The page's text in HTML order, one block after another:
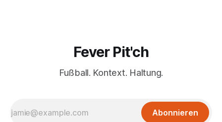
Fever Pit'ch
Fußball. Kontext. Haltung.
Abonnieren